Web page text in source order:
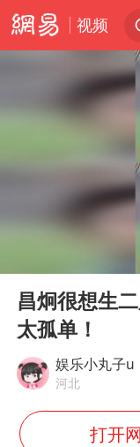
视频
Play
昌炯很想生
太孤单！
娱乐小丸子u
河北
打开